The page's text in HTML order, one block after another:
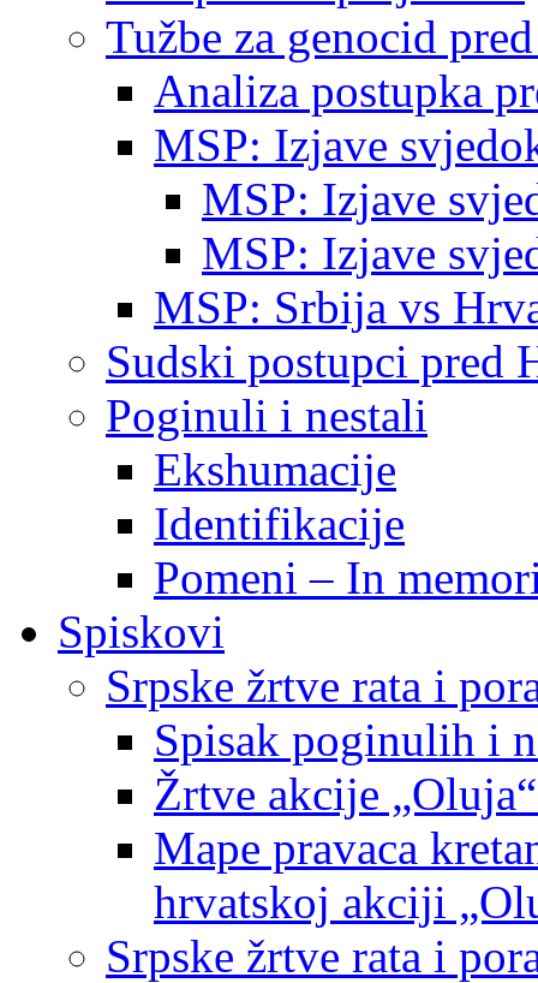
Tužbe za genocid
Analiza postupka
MSP: Izjave
MSP: Izjave
MSP: Izjave
MSP: Srbija vs
Sudski postupci pred
Poginuli i nestali
Ekshumacije
Identifikacije
Pomeni – In
Spiskovi
Srpske žrtve rata i
Spisak poginulih i
Žrtve akcije
Mape pravaca
hrvatskoj akciji
Srpske žrtve rata i